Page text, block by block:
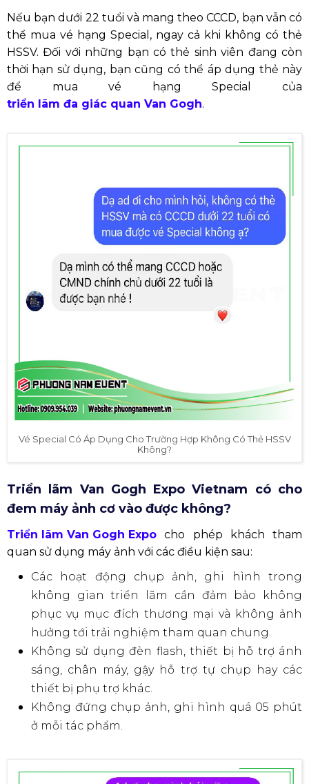
Nếu bạn dưới 22 tuổi và mang theo CCCD, bạn vẫn có
thể mua vé hạng Special, ngay cả khi không có thẻ
HSSV. Đối với những bạn có thẻ sinh viên đang còn
thời hạn sử dụng, bạn cũng có thể áp dụng thẻ này
để mua vé hạng Special của
triển lãm đa giác quan Van Gogh.
Vé Special Có Áp Dụng Cho Trường Hợp Không Có Thẻ HSSV
Không?
Triển lãm Van Gogh Expo Vietnam có cho
đem máy ảnh cơ vào được không?
Triển lãm Van Gogh Expo cho phép khách tham
quan sử dụng máy ảnh với các điều kiện sau:
Các hoạt động chụp ảnh, ghi hình trong
không gian triển lãm cần đảm bảo không
phục vụ mục đích thương mại và không ảnh
hưởng tới trải nghiệm tham quan chung.
Không sử dụng đèn flash, thiết bị hỗ trợ ánh
sáng, chân máy, gậy hỗ trợ tự chụp hay các
thiết bị phụ trợ khác.
Không đứng chụp ảnh, ghi hình quá 05 phút
ở mỗi tác phẩm.